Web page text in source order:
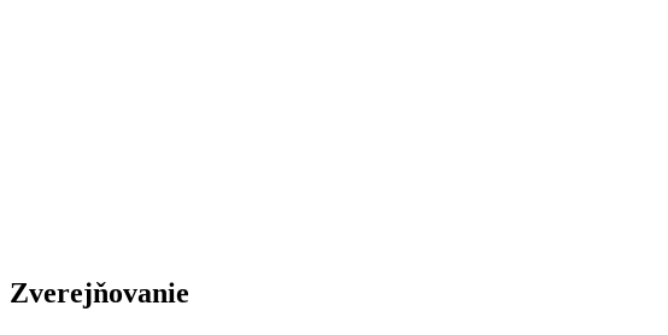
Zverejňovanie